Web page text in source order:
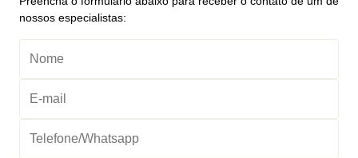
nossos especialistas: